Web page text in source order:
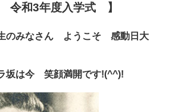
令和3年度入学式 】
のみなさん
ようこそ 感動日大
坂は今 笑顔満開です!(^^)!